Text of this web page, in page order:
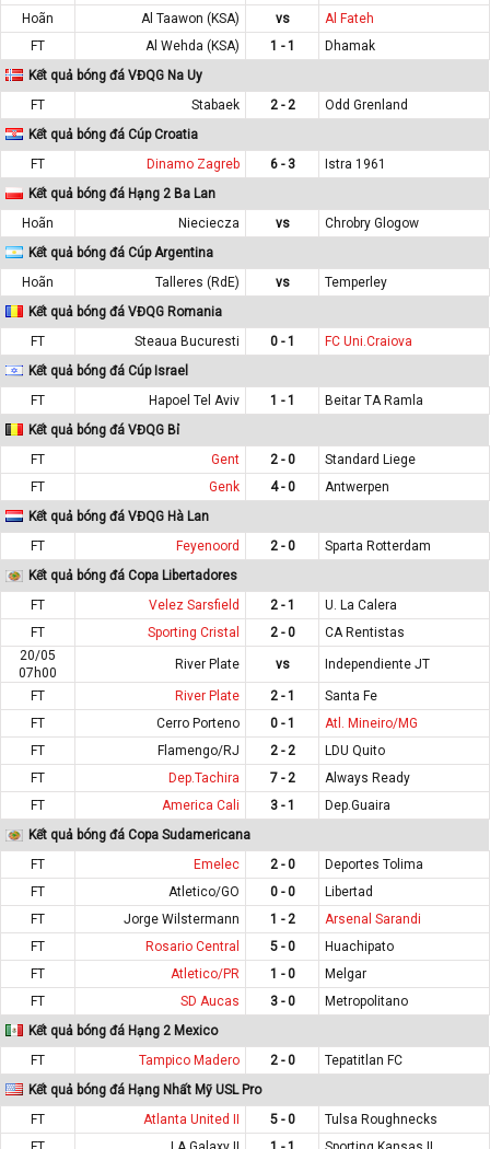
Hoãn
Al Taawon (KSA) vs
Al Fateh
FT
Al Wehda (KSA) 1 - 1
Dhamak
Kết quả bóng đá VĐQG Na Uy
FT
Stabaek 2 - 2
Odd Grenland
Kết quả bóng đá Cúp Croatia
FT
Dinamo Zagreb 6 - 3
Istra 1961
Kết quả bóng đá Hạng 2 Ba Lan
Hoãn
Nieciecza vs
Chrobry Glogow
Kết quả bóng đá Cúp Argentina
Hoãn
Talleres (RdE) vs
Temperley
Kết quả bóng đá VĐQG Romania
FT
Steaua Bucuresti 0 - 1
FC Uni.Craiova
Kết quả bóng đá Cúp Israel
FT
Hapoel Tel Aviv 1 - 1
Beitar TA Ramla
Kết quả bóng đá VĐQG Bỉ
FT
Gent 2 - 0
Standard Liege
FT
Genk 4 - 0
Antwerpen
Kết quả bóng đá VĐQG Hà Lan
FT
Feyenoord 2 - 0
Sparta Rotterdam
Kết quả bóng đá Copa Libertadores
FT
Velez Sarsfield 2 - 1
U. La Calera
FT
Sporting Cristal 2 - 0
CA Rentistas
20/05
07h00
River Plate vs Independiente JT
FT River Plate 2 - 1
Santa Fe
FT
Cerro Porteno 0 - 1
Atl. Mineiro/MG
FT
Flamengo/RJ 2 - 2
LDU Quito
FT
Dep.Tachira 7 - 2
Always Ready
FT
America Cali 3 - 1
Dep.Guaira
Kết quả bóng đá Copa Sudamericana
FT
Emelec 2 - 0
Deportes Tolima
FT
Atletico/GO 0 - 0
Libertad
FT
Jorge Wilstermann 1 - 2
Arsenal Sarandi
FT
Rosario Central 5 - 0
Huachipato
FT
Atletico/PR 1 - 0
Melgar
FT
SD Aucas 3 - 0
Metropolitano
Kết quả bóng đá Hạng 2 Mexico
FT
Tampico Madero 2 - 0
Tepatitlan FC
Kết quả bóng đá Hạng Nhất Mỹ USL Pro
FT
Atlanta United II 5 - 0
Tulsa Roughnecks